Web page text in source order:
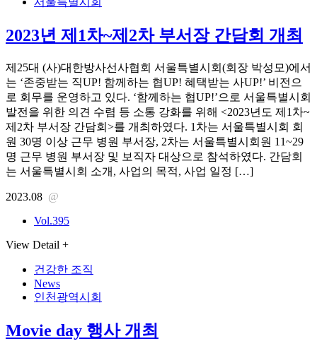
2023년 제1차~제2차 부서장 간담회 개최
제25대 (사)대한방사선사협회 서울특별시회(회장 박성모)에서
는 ‘존중받는 직UP! 함께하는 협UP! 혜택받는 사UP!’ 비전으
로 회무를 운영하고 있다. ‘함께하는 협UP!’으로 서울특별시회
발전을 위한 의견 수렴 등 소통 강화를 위해 <2023년도 제1차~
제2차 부서장 간담회>를 개최하였다. 1차는 서울특별시회 회
원 30명 이상 근무 병원 부서장, 2차는 서울특별시회원 11~29
명 근무 병원 부서장 및 보직자 대상으로 참석하였다. 간담회
는 서울특별시회 소개, 사업의 목적, 사업 일정 […]
2023.08 @
Vol.395
View Detail +
건강한 조직
News
인천광역시회
Movie day 행사 개최